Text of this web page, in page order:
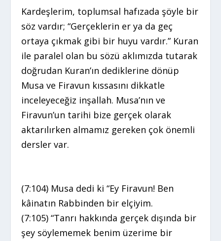
Kardeşlerim, toplumsal hafızada şöyle bir
söz vardır; “Gerçeklerin er ya da geç
ortaya çıkmak gibi bir huyu vardır.” Kuran
ile paralel olan bu sözü aklımızda tutarak
doğrudan Kuran’ın dediklerine dönüp
Musa ve Firavun kıssasını dikkatle
inceleyeceğiz inşallah. Musa’nın ve
Firavun’un tarihi bize gerçek olarak
aktarılırken almamız gereken çok önemli
dersler var.
(7:104) Musa dedi ki “Ey Firavun! Ben
kâinatın Rabbinden bir elçiyim.
(7:105) “Tanrı hakkında gerçek dışında bir
şey söylememek benim üzerime bir